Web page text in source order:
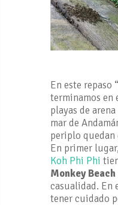
En este repaso
terminamos en
playas de
mar de
periplo quedan
En primer
Koh Phi Phi
Monkey Beach
casualidad. En
tener cuidado